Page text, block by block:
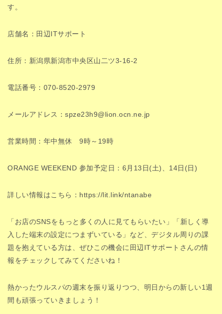
す。
店舗名：田辺ITサポート
住所：新潟県新潟市中央区山二ツ3-16-2
電話番号：070-8520-2979
メールアドレス：spze23h9@lion.ocn.ne.jp
営業時間：年中無休 9時～19時
ORANGE WEEKEND 参加予定日：6月13日(土)、14日(日)
詳しい情報はこちら：https://lit.link/ntanabe
「お店のSNSをもっと多くの人に見てもらいたい」「新しく導
入した端末の設定につまずいている」など、デジタル周りの課
題を抱えている方は、ぜひこの機会に田辺ITサポートさんの情
報をチェックしてみてくださいね！
熱かったウルスパの週末を振り返りつつ、明日からの新しい1週
間も頑張っていきましょう！